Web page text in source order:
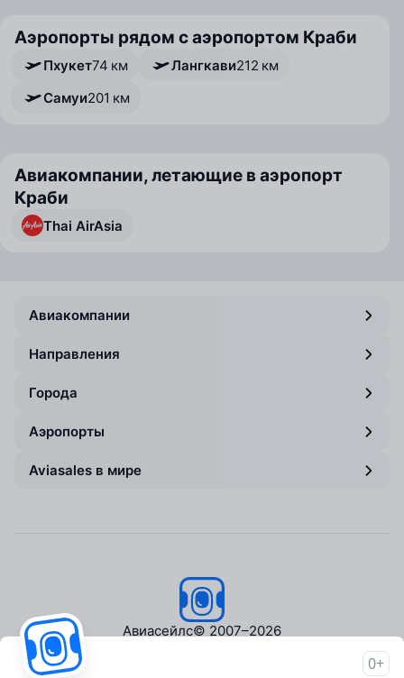
Аэропорты рядом с аэропортом Краби
Пхукет74 км Лангкави212 км
Самуи201 км
Авиакомпании, летающие в аэропорт
Краби
Thai AirAsia
Авиакомпании
Направления
Города
Аэропорты
Aviasales в мире
Авиасейлс© 2007–2026
0+